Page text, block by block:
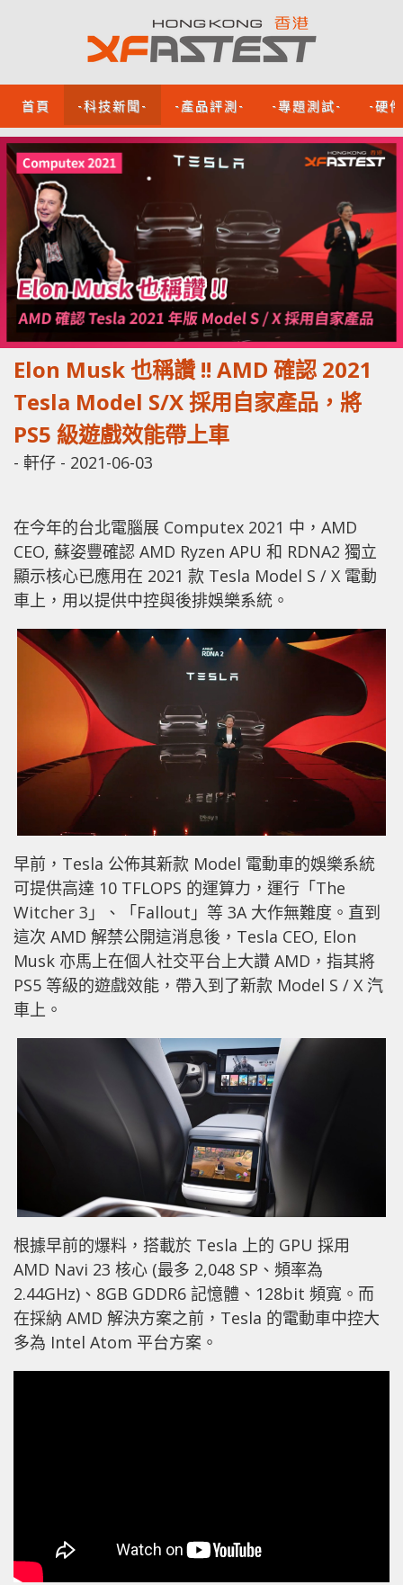
首頁 -科技新聞- -產品評測- -專題測試- -硬
Elon Musk 也稱讚 !! AMD 確認 2021
Tesla Model S/X 採用自家產品，將
PS5 級遊戲效能帶上車
- 軒仔 - 2021-06-03
在今年的台北電腦展 Computex 2021 中，AMD
CEO, 蘇姿豐確認 AMD Ryzen APU 和 RDNA2 獨立
顯示核心已應用在 2021 款 Tesla Model S / X 電動
車上，用以提供中控與後排娛樂系統。
早前，Tesla 公佈其新款 Model 電動車的娛樂系統
可提供高達 10 TFLOPS 的運算力，運行「The
Witcher 3」、「Fallout」等 3A 大作無難度。直到
這次 AMD 解禁公開這消息後，Tesla CEO, Elon
Musk 亦馬上在個人社交平台上大讚 AMD，指其將
PS5 等級的遊戲效能，帶入到了新款 Model S / X 汽
車上。
根據早前的爆料，搭載於 Tesla 上的 GPU 採用
AMD Navi 23 核心 (最多 2,048 SP、頻率為
2.44GHz)、8GB GDDR6 記憶體、128bit 頻寬。而
在採納 AMD 解決方案之前，Tesla 的電動車中控大
多為 Intel Atom 平台方案。